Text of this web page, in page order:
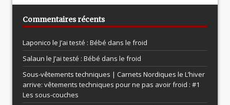
Commentaires récents
Laponico le J’ai testé : Bébé dans le froid
Salaun le J’ai testé : Bébé dans le froid
Sous-vêtements techniques | Carnets Nordiques le L’hiver
arrive: vêtements techniques pour ne pas avoir froid : #1
Les sous-couches